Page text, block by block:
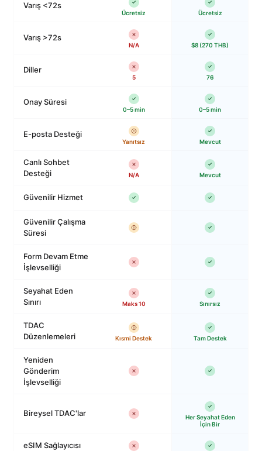
Varış <72s
Ücretsiz Ücretsiz
Varış >72s
N/A $8 (270 THB)
Diller
5 76
Onay Süresi
0–5 min 0–5 min
E-posta Desteği
Yanıtsız Mevcut
Canlı Sohbet
Desteği
N/A Mevcut
Güvenilir Hizmet
Güvenilir Çalışma
Süresi
Form Devam Etme
İşlevselliği
Seyahat Eden
Sınırı
Maks 10 Sınırsız
TDAC
Düzenlemeleri
Kısmi Destek Tam Destek
Yeniden
Gönderim
İşlevselliği
Bireysel TDAC'lar
Her Seyahat Eden
İçin Bir
eSIM Sağlayıcısı